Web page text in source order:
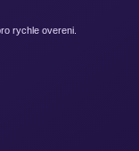
rychle overeni.